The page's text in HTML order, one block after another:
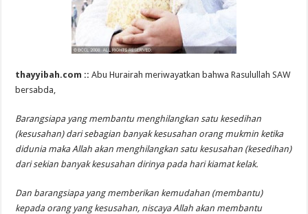
thayyibah.com ::Abu Hurairah meriwayatkan bahwa Rasulullah SAW
bersabda,
Barangsiapa yang membantu menghilangkan satu kesedihan
(kesusahan) dari sebagian banyak kesusahan orang mukmin ketika
didunia maka Allah akan menghilangkan satu kesusahan (kesedihan)
dari sekian banyak kesusahan dirinya pada hari kiamat kelak.
Dan barangsiapa yang memberikan kemudahan (membantu)
kepada orang yang kesusahan, niscaya Allah akan membantu